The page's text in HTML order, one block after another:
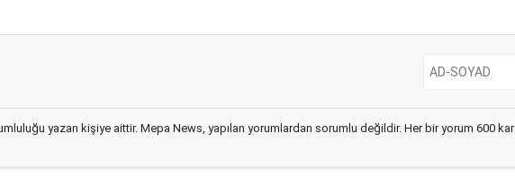
yazan kişiye aittir. Mepa News, yapılan yorumlardan sorumlu değildir. Her bir yorum 600